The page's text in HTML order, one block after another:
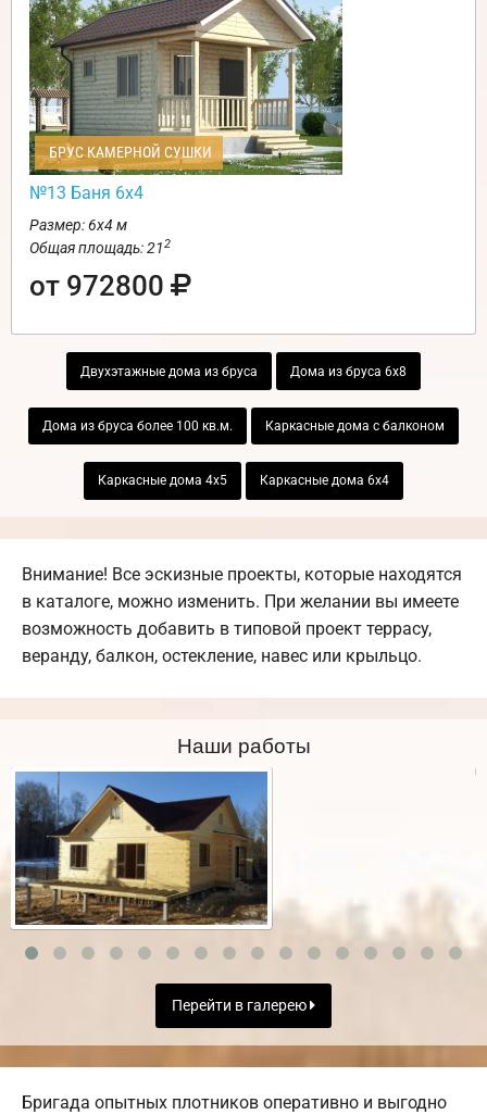
БРУС КАМЕРНОЙ СУШКИ
№13 Баня 6х4
Размер: 6х4 м
Общая площадь: 212
от 972800
Двухэтажные дома из бруса Дома из бруса 6х8
Дома из бруса более 100 кв.м. Каркасные дома с балконом
Каркасные дома 4х5 Каркасные дома 6х4
Внимание! Все эскизные проекты, которые находятся
в каталоге, можно изменить. При желании вы имеете
возможность добавить в типовой проект террасу,
веранду, балкон, остекление, навес или крыльцо.
Наши работы
Перейти в галерею
Бригада опытных плотников оперативно и выгодно